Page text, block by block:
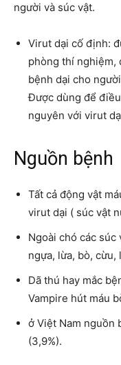
người và súc vật.
Virut dại cố định:
phòng thí nghiệm,
bệnh dại cho
Được dùng để
nguyên với virut
Nguồn bệnh
Tất cả động vật
virut dại ( súc vật
Ngoài chó các súc
ngựa, lừa, bò, cừu,
Dã thú hay mắc
Vampire hút máu
ở Việt Nam nguồn
(3,9%).